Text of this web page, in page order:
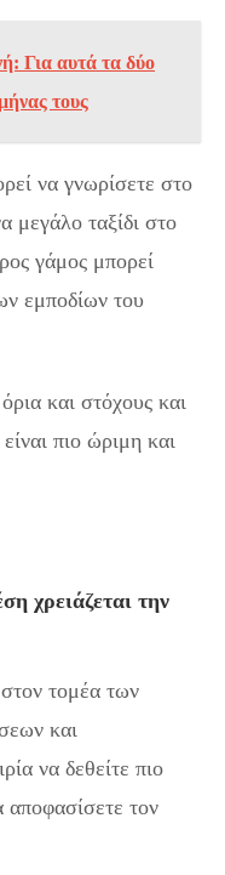
Για αυτά τα δύο
τους
να γνωρίσετε στο
μεγάλο ταξίδι στο
γάμος μπορεί
εμποδίων του
και στόχους και
πιο ώριμη και
χρειάζεται την
τομέα των
και
να δεθείτε πιο
τον